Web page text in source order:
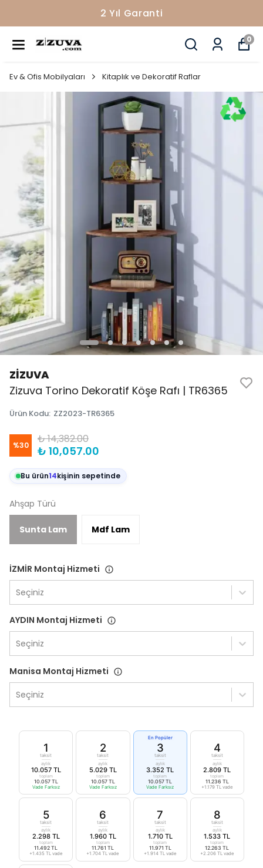
2 Yıl Garanti
0
Ev & Ofis Mobilyaları Kitaplık ve Dekoratif Raflar
ZİZUVA
Zizuva Torino Dekoratif Köşe Rafı | TR6365
Ürün Kodu: ZZ2023-TR6365
%30 ₺ 14,382.00
₺ 10,057.00
Bu ürün14kişinin sepetinde
Ahşap Türü
Sunta Lam Mdf Lam
İZMİR Montaj Hizmeti
Seçiniz
AYDIN Montaj Hizmeti
Seçiniz
Manisa Montaj Hizmeti
Seçiniz
1
taksit
aylık
10.057 TL
toplam
10.057 TL
Vade Farksız
2
taksit
aylık
5.029 TL
toplam
10.057 TL
Vade Farksız
En Popüler
3
taksit
aylık
3.352 TL
toplam
10.057 TL
Vade Farksız
4
taksit
aylık
2.809 TL
toplam
11.236 TL
+1.179 TL vade
5
taksit
aylık
2.298 TL
toplam
11.492 TL
+1.435 TL vade
6
taksit
aylık
1.960 TL
toplam
11.761 TL
+1.704 TL vade
7
taksit
aylık
1.710 TL
toplam
11.971 TL
+1.914 TL vade
8
taksit
aylık
1.533 TL
toplam
12.263 TL
+2.206 TL vade